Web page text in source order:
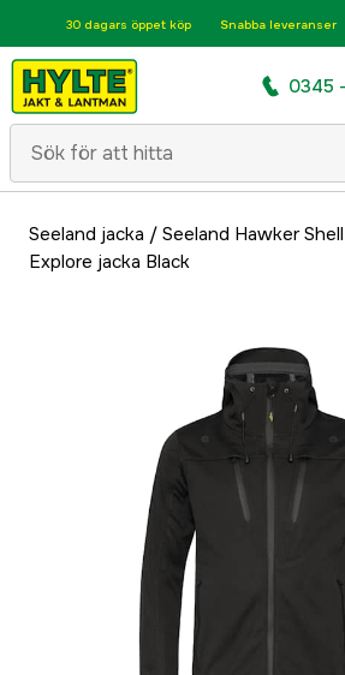
30 dagars öppet köp Snabba leveranser
0345
Seeland jacka / Seeland Hawker Shell
Explore jacka Black